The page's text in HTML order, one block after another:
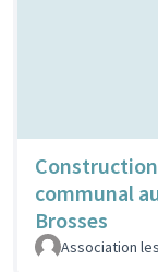
communal
Brosses
Association